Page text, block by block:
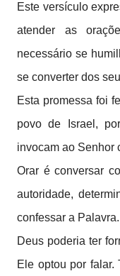
Este versículo
atender as
necessário se
se converter dos
Esta promessa foi
povo de Israel,
invocam ao Senhor
Orar é conversar
autoridade,
confessar a Palavra.
Deus poderia ter
Ele optou por